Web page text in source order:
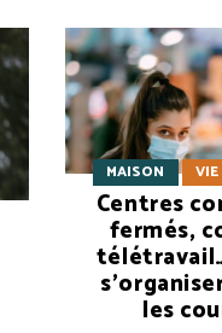
MAISON
Centres
fermés,
les